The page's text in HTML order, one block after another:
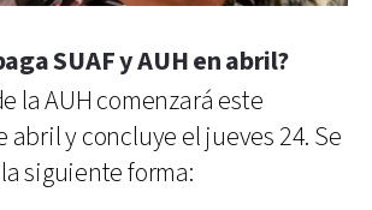
SUAF y AUH en abril?
la AUH comenzará este
abril y concluye el jueves 24. Se
siguiente forma: